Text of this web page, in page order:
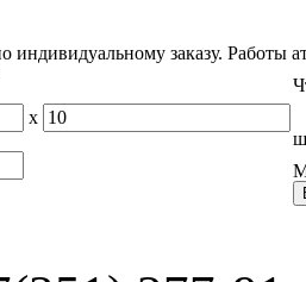
заказу. Работы
x